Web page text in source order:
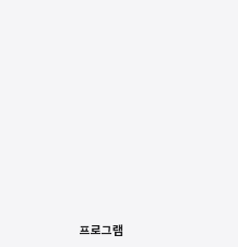
프로그램